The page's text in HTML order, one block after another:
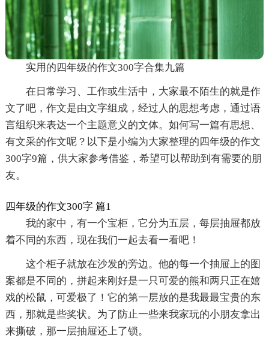
实用的四年级的作文300字合集九篇
在日常学习、工作或生活中，大家最不陌生的就是作
文了吧，作文是由文字组成，经过人的思想考虑，通过语
言组织来表达一个主题意义的文体。如何写一篇有思想、
有文采的作文呢？以下是小编为大家整理的四年级的作文
300字9篇，供大家参考借鉴，希望可以帮助到有需要的朋
友。
四年级的作文300字 篇1
我的家中，有一个宝柜，它分为五层，每层抽屉都放
着不同的东西，现在我们一起去看一看吧！
这个柜子就放在沙发的旁边。他的每一个抽屉上的图
案都是不同的，拼起来刚好是一只可爱的熊和两只正在嬉
戏的松鼠，可爱极了！它的第一层放的是我最最宝贵的东
西，那就是些奖状。为了防止一些来我家玩的小朋友拿出
来撕破，那一层抽屉还上了锁。